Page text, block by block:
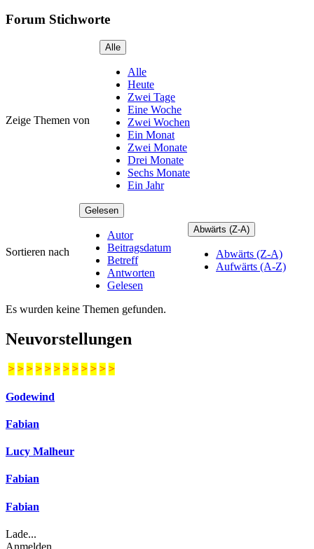
Forum Stichworte
Zeige Themen von
Alle
Alle
Heute
Zwei Tage
Eine Woche
Zwei Wochen
Ein Monat
Zwei Monate
Drei Monate
Sechs Monate
Ein Jahr
Sortieren nach
Gelesen
Autor
Beitragsdatum
Betreff
Antworten
Gelesen
Abwärts (Z-A)
Abwärts (Z-A)
Aufwärts (A-Z)
Es wurden keine Themen gefunden.
Neuvorstellungen
> > > > > > > > > > > >
Godewind
Fabian
Lucy Malheur
Fabian
Fabian
Lade...
Anmelden